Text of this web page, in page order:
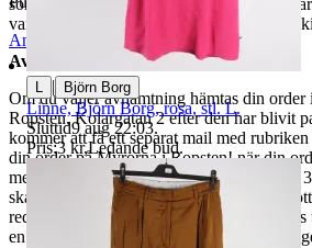
som avslutas samma dag. Samfraktspriset
varor märkta endast avhämtning inte kan
Avhämtning
Om du väljer avhämtning hämtas din
Ropsten, Kolargatan 2 efter den har blivit
kommer att få ett separat mail med
din order på Myrorna i Ropsten! när din
med legitimation. Hanteringstiden är cirka
ska hämtas senast 7 dagar efter att man
redo för avhämtning. Ordrar som ej
en avgift på 84 kr dras av från
Anmäl Sälj liknande
| Björn Borg
Linne, Björn Borg, rosa, stl. L.
Sluttid9 aug 22:03.
Pris:3 kr,Ledande bud.